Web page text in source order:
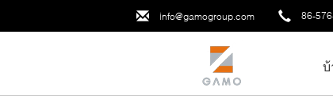
info@gamogroup.com 86-